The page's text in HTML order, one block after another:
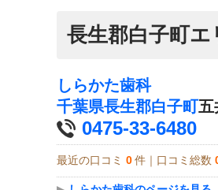
長生郡白子町
しらかた歯科
千葉県長生郡白子町五
0475-33-6480
最近の口コミ 0 件｜口コミ総数